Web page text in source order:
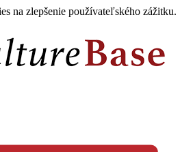
na zlepšenie používateľského zážitku.